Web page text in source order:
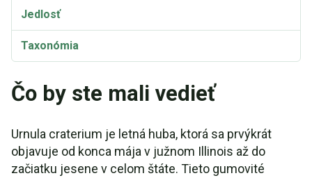
Jedlosť
Taxonómia
Čo by ste mali vedieť
Urnula craterium je letná huba, ktorá sa prvýkrát
objavuje od konca mája v južnom Illinois až do
začiatku jesene v celom štáte. Tieto gumovité